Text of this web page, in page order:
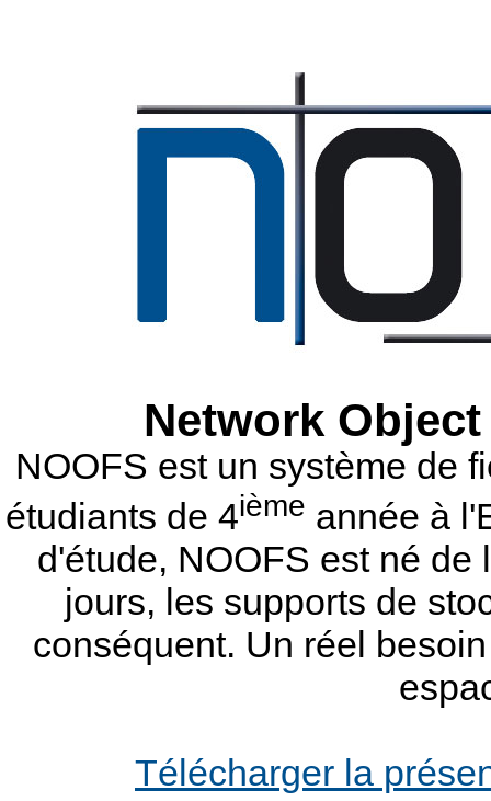
Network
NOOFS est un système de
étudiants de 4ième année à
d'étude, NOOFS est né
jours, les supports de
conséquent. Un réel
Télécharger la